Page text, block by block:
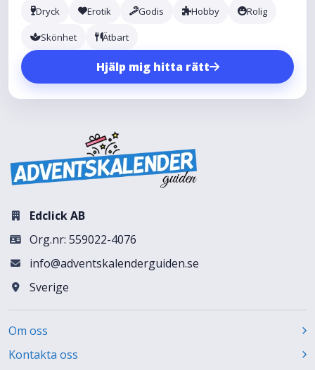
Dryck Erotik Godis Hobby Rolig
Skönhet Ätbart
Hjälp mig hitta rätt
Edclick AB
Org.nr: 559022-4076
info@adventskalenderguiden.se
Sverige
Om oss
Kontakta oss